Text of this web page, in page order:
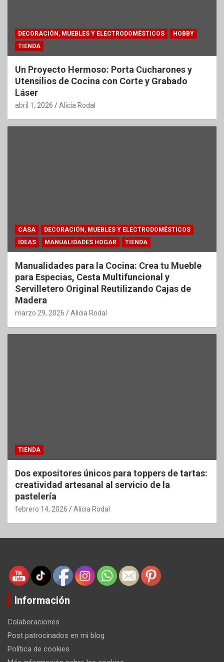
DECORACIÓN, MUEBLES Y ELECTRODOMÉSTICOS
HOBBY
TIENDA
Un Proyecto Hermoso: Porta Cucharones y
Utensilios de Cocina con Corte y Grabado
Láser
abril 1, 2026 Alicia Rodal
CASA
DECORACIÓN, MUEBLES Y ELECTRODOMÉSTICOS
IDEAS
MANUALIDADES HOGAR TIENDA
Manualidades para la Cocina: Crea tu Mueble
para Especias, Cesta Multifuncional y
Servilletero Original Reutilizando Cajas de
Madera
marzo 29, 2026 Alicia Rodal
TIENDA
Dos expositores únicos para toppers de tartas:
creatividad artesanal al servicio de la
pastelería
febrero 14, 2026 Alicia Rodal
Información
Colaboraciones
Post patrocinados en mi blog
Política de cookies